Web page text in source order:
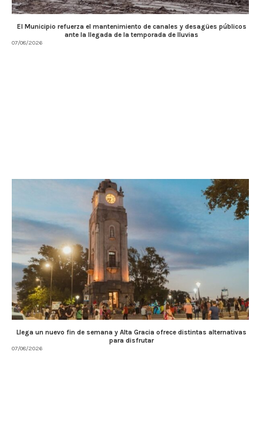
El Municipio refuerza el mantenimiento de canales y desagües públicos
ante la llegada de la temporada de lluvias
07/08/2026
Llega un nuevo fin de semana y Alta Gracia ofrece distintas alternativas
para disfrutar
07/08/2026